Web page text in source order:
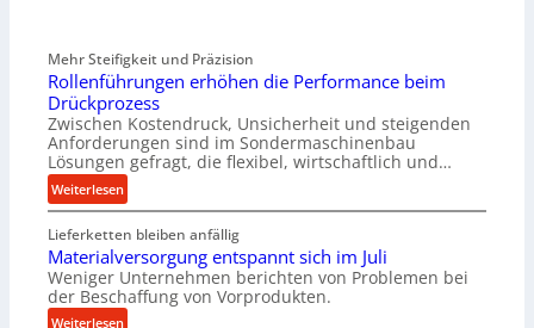
Mehr Steifigkeit und Präzision
Rollenführungen erhöhen die Performance beim
Drückprozess
Zwischen Kostendruck, Unsicherheit und steigenden
Anforderungen sind im Sondermaschinenbau
Lösungen gefragt, die flexibel, wirtschaftlich und…
Weiterlesen:
R
o
l
l
e
n
Lieferketten bleiben anfällig
Materialversorgung entspannt sich im Juli
Weniger Unternehmen berichten von Problemen bei
der Beschaffung von Vorprodukten.
Weiterlesen: